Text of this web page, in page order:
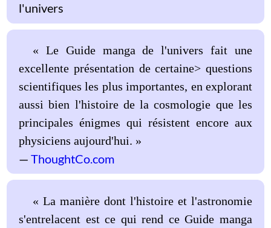
l'univers
« Le Guide manga de l'univers fait une
excellente présentation de certaine> questions
scientifiques les plus importantes, en explorant
aussi bien l'histoire de la cosmologie que les
principales énigmes qui résistent encore aux
physiciens aujourd'hui. »
ThoughtCo.com
« La manière dont l'histoire et l'astronomie
s'entrelacent est ce qui rend ce Guide manga